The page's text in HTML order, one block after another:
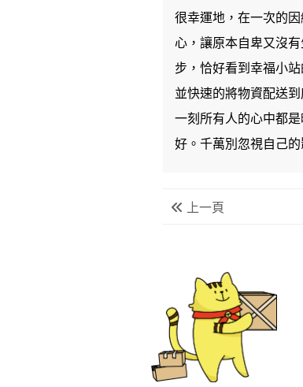
很幸運地，在一次的
心，讓原本自卑又沒
步，恰好看到幸福小
並快速的將物資配送
一刻所有人的心中都
好。千萬別忽視自己
上一頁